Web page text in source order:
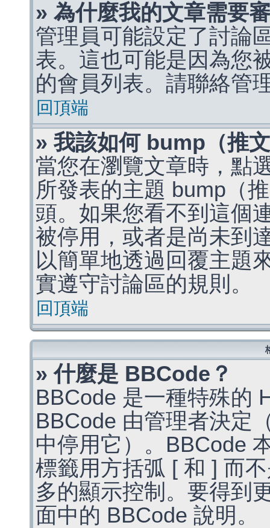
» 為什麼我的文章需要
管理員可能設定了討論
表。這也可能是因為您
的會員列表。請聯絡管
回頂端
» 我該如何 bump（推
當您在瀏覽文章時，點
所發表的主題 bump（
頭。如果您看不到這個
被停用，或者是尚未到
以簡單地透過回覆主題
實遵守討論區的規則。
回頂端
» 什麼是 BBCode？
BBCode 是一種特殊的
BBCode 由管理者決定
中停用它）。BBCode
標籤用方括弧 [ 和 ] 而
多的顯示控制。要得到
面中的 BBCode 說明。